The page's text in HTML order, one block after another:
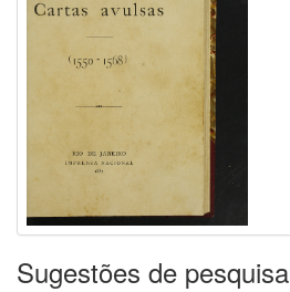
Sugestões de pesquisa